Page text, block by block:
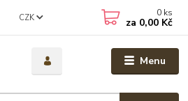
Menu
CZK 0 ks
za 0,00 Kč